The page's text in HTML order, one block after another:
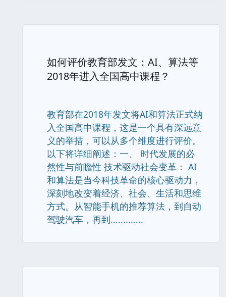
如何评价教育部发文：AI、算法等
2018年进入全国高中课程？
教育部在2018年发文将AI和算法正式纳
入全国高中课程，这是一个具有深远意
义的举措，可以从多个维度进行评价。
以下将详细阐述：一、 时代发展的必
然性与前瞻性 技术驱动社会变革： AI
和算法是当今科技革命的核心驱动力，
深刻地改变着经济、社会、生活和思维
方式。从智能手机的推荐算法，到自动
驾驶汽车，再到.............